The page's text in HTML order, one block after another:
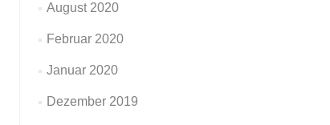
August 2020
Februar 2020
Januar 2020
Dezember 2019